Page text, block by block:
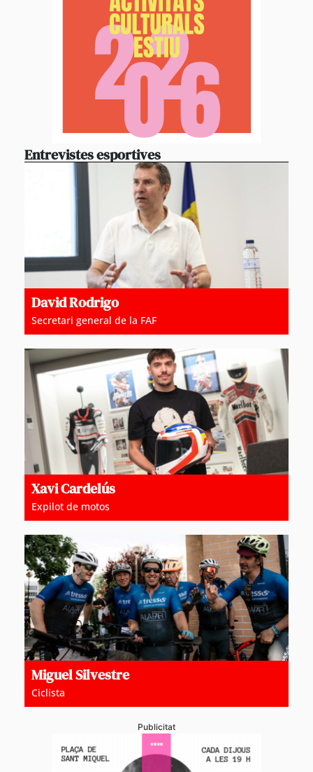
Entrevistes esportives
David Rodrigo
Secretari general de la FAF
Xavi Cardelús
Expilot de motos
Miguel Silvestre
Ciclista
Publicitat